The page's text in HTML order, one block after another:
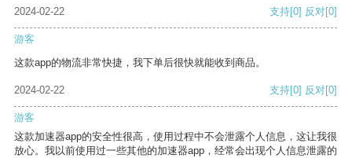
2024-02-22 支持[0] 反对[0]
游客
这款app的物流非常快捷，我下单后很快就能收到商品。
2024-02-22 支持[0] 反对[0]
游客
这款加速器app的安全性很高，使用过程中不会泄露个人信息，这让我很
放心。我以前使用过一些其他的加速器app，经常会出现个人信息泄露的